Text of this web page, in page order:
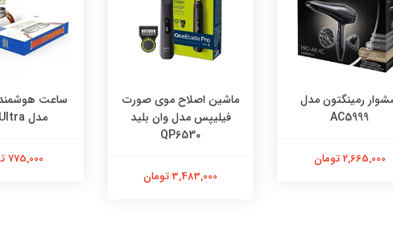
اصلاح موی صورت
فیلیپس مدل وان بلید
ساعت هوشمند هاینوتکو
مدل T89 Ultra
خردکن مارک
1,899,000